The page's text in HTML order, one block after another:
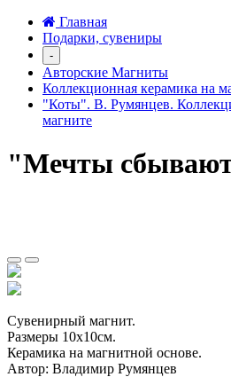
Главная
Подарки, сувениры
-
Авторские Магниты
Коллекционная керамика на
"Коты". В. Румянцев.
магните
"Мечты
Сувенирный магнит.
Размеры 10х10см.
Керамика на магнитной основе.
Автор: Владимир Румянцев